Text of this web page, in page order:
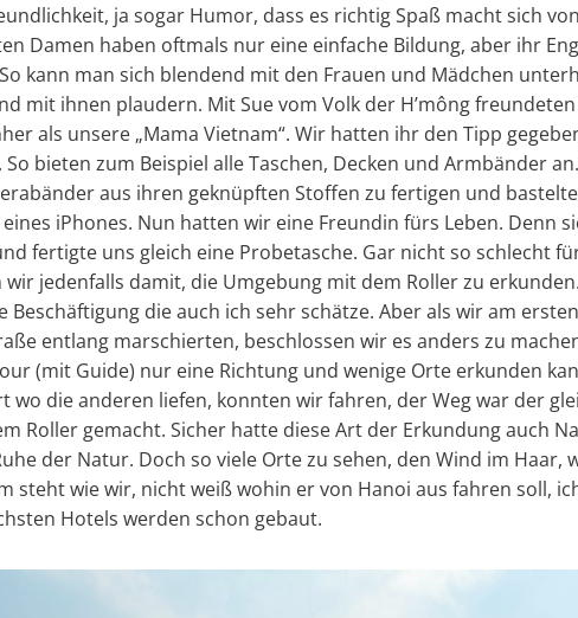
ja sogar Humor, dass es richtig Spaß macht sich
Damen haben oftmals nur eine einfache Bildung, aber ihr
kann man sich blendend mit den Frauen und Mädchen
mit ihnen plaudern. Mit Sue vom Volk der H’mông
als unsere „Mama Vietnam“. Wir hatten ihr den Tipp
bieten zum Beispiel alle Taschen, Decken und Armbänder
aus ihren geknüpften Stoffen zu fertigen und
iPhones. Nun hatten wir eine Freundin fürs Leben. Denn
fertigte uns gleich eine Probetasche. Gar nicht so schlecht
jedenfalls damit, die Umgebung mit dem Roller zu
Beschäftigung die auch ich sehr schätze. Aber als wir am
entlang marschierten, beschlossen wir es anders zu
(mit Guide) nur eine Richtung und wenige Orte erkunden
wo die anderen liefen, konnten wir fahren, der Weg war der
Roller gemacht. Sicher hatte diese Art der Erkundung auch
der Natur. Doch so viele Orte zu sehen, den Wind im Haar,
steht wie wir, nicht weiß wohin er von Hanoi aus fahren soll,
Hotels werden schon gebaut.